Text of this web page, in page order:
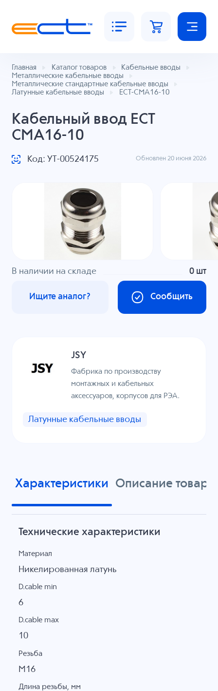
Главная Каталог товаров
Кабельные вводы
Металлические кабельные вводы
Металлические стандартные кабельные вводы
Латунные кабельные вводы
ECT-CMA16-10
Кабельный ввод ECT
CMA16-10
Код: УТ-00524175 Обновлен 20 июня 2026
В наличии на складе 0 шт
Сообщить
Ищите аналог?
JSY
Фабрика по производству
монтажных и кабельных
аксессуаров, корпусов для РЭА.
Латунные кабельные вводы
Характеристики Описание товара
Технические характеристики
Материал
Никелированная латунь
D.cable min
6
D.cable max
10
Резьба
M16
Длина резьбы, мм